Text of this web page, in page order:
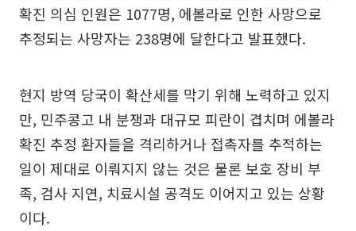
확진 의심 인원은 1077명, 에볼라로 인한 사망으로
추정되는 사망자는 238명에 달한다고 발표했다.
현지 방역 당국이 확산세를 막기 위해 노력하고 있지
만, 민주콩고 내 분쟁과 대규모 피란이 겹치며 에볼라
확진 추정 환자들을 격리하거나 접촉자를 추적하는
일이 제대로 이뤄지지 않는 것은 물론 보호 장비 부
족, 검사 지연, 치료시설 공격도 이어지고 있는 상황
이다.